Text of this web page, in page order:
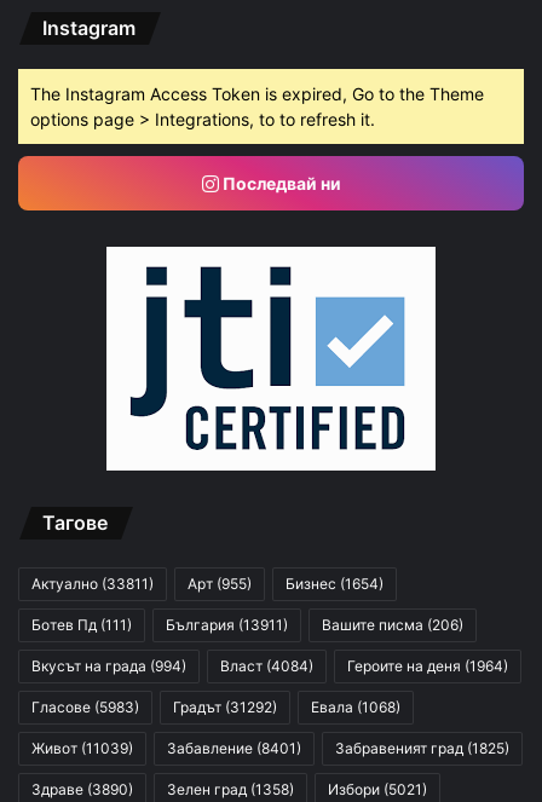
Instagram
The Instagram Access Token is expired, Go to the Theme
options page > Integrations, to to refresh it.
Последвай ни
Тагове
Актуално (33811) Арт (955) Бизнес (1654)
Ботев Пд (111) България (13911) Вашите писма (206)
Вкусът на града (994) Власт (4084) Героите на деня (1964)
Гласове (5983) Градът (31292) Евала (1068)
Живот (11039) Забавление (8401) Забравеният град (1825)
Здраве (3890) Зелен град (1358) Избори (5021)